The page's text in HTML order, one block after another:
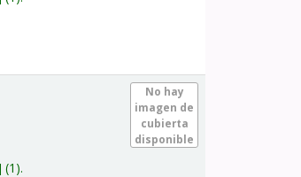
No hay
imagen de
cubierta
disponible
(1).